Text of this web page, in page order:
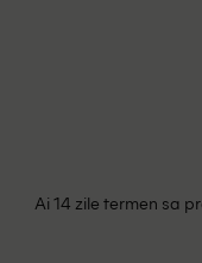
Ai 14 zile termen sa